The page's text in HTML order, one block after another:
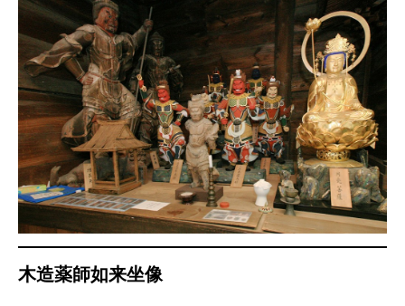
木造薬師如来坐像